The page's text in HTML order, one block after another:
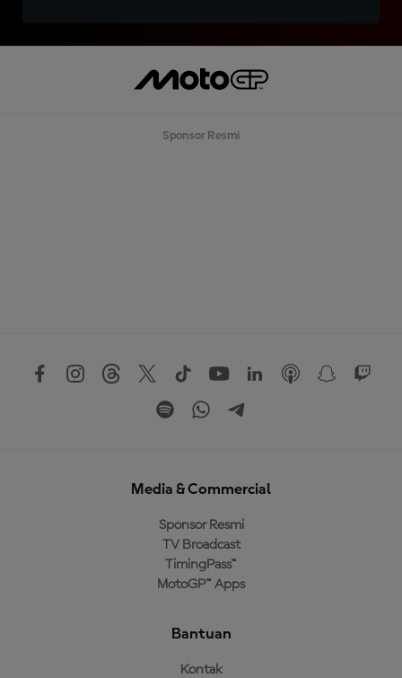
Sponsor Resmi
Media & Commercial
Sponsor Resmi
TV Broadcast
TimingPass™
MotoGP™ Apps
Bantuan
Kontak